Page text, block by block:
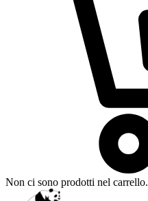
Non ci sono prodotti nel carrello.